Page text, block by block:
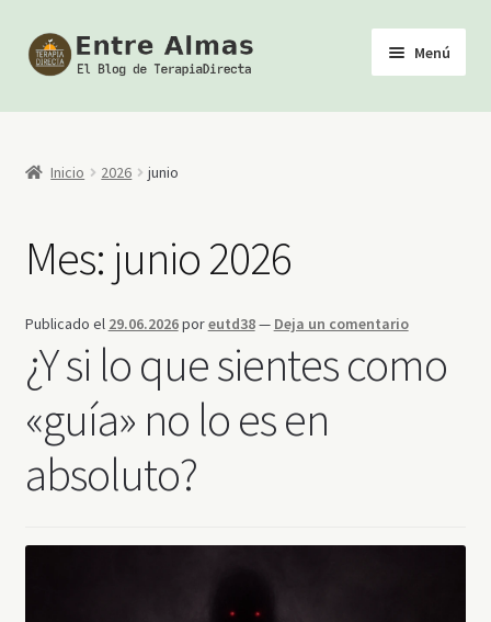
Ir
a
Ir
al
Menú
Inicio
TerapiaDirecta
Biblioteca Esotérica
Inicio 2026 junio
Mes: junio 2026
Publicado el 29.06.2026poreutd38— Deja un comentario
¿Y si lo que sientes como
«guía» no lo es en
absoluto?